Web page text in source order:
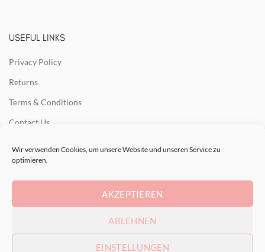
Wir verwenden Cookies, um unsere Website und unseren Service zu
optimieren.
AKZEPTIEREN
ABLEHNEN
EINSTELLUNGEN
USEFUL LINKS
Privacy Policy
Returns
Terms & Conditions
Contact Us
Our Sitemap
RECENT POSTS